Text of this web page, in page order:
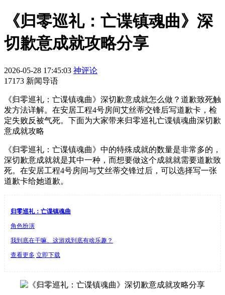
《归零巡礼：亡谍镇魂曲》深
切歉意成就攻略分享
2026-05-28 17:45:03 神评论
17173 新闻导语
《归零巡礼：亡谍镇魂曲》深切歉意成就怎么做？道歉致死触
发方法详解。在安居工程4号房间艾丝蒂交锋后写道歉卡，检
定失败反被气死。下面为大家带来归零巡礼亡谍镇魂曲深切歉
意成就攻略
《归零巡礼：亡谍镇魂曲》中的特殊成就的数量是非常多的，
深切歉意成就就是其中一种，而想要做这个成就就需要道歉致
死。在安居工程4号房间与艾丝蒂交锋过后，可以选择写一张
道歉卡给她道歉。
归零巡礼：亡谍镇魂曲
角色扮演
我到底在干嘛、这游戏到底有啥乐趣？
查看更多 立即下载